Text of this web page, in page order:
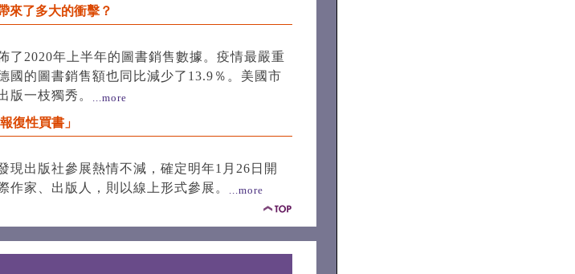
來了多大的衝擊？
了2020年上半年的圖書銷售數據。疫情最嚴重
國的圖書銷售額也同比減少了13.9％。美國市
版一枝獨秀。
...more
復性買書」
現出版社參展熱情不減，確定明年1月26日開
作家、出版人，則以線上形式參展。
...more